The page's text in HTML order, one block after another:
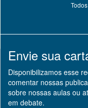
Envie sua
Disponibilizamos esse
comentar nossas
sobre nossas aulas ou
em debate.